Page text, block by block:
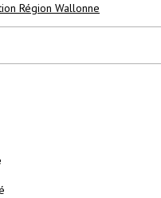
Région Wallonne